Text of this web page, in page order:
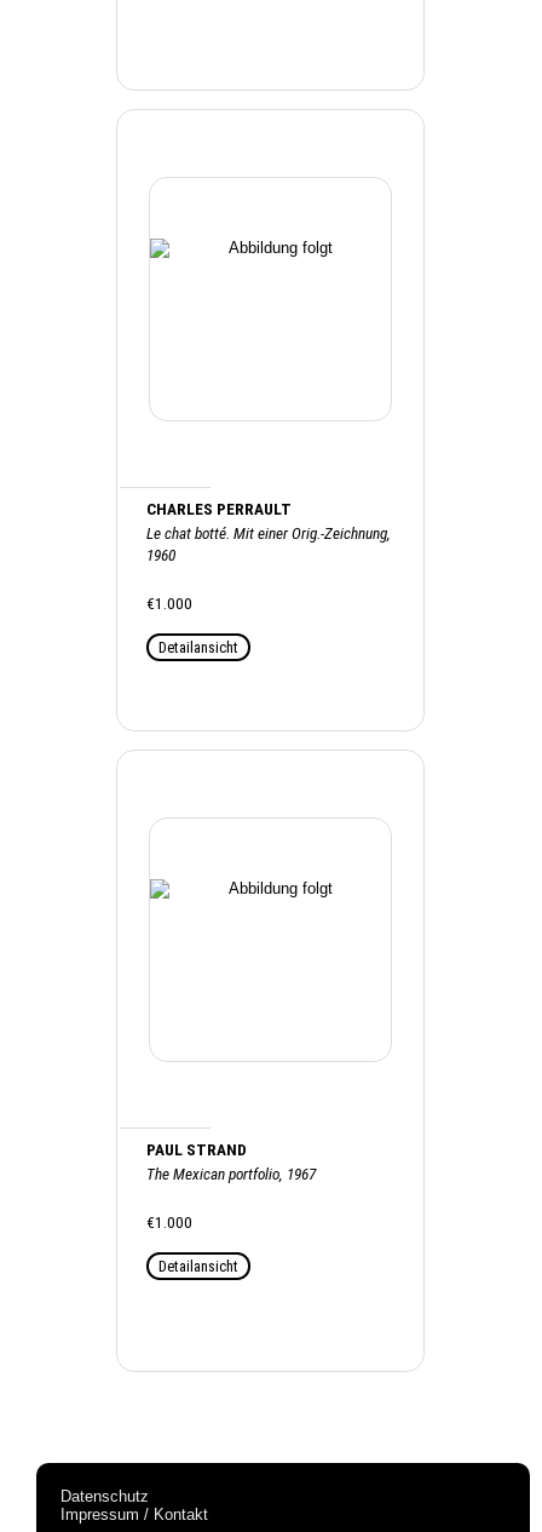
CHARLES PERRAULT
Le chat botté. Mit einer Orig.-Zeichnung,
1960
€1.000
Detailansicht
PAUL STRAND
The Mexican portfolio, 1967
€1.000
Detailansicht
Datenschutz
Impressum / Kontakt